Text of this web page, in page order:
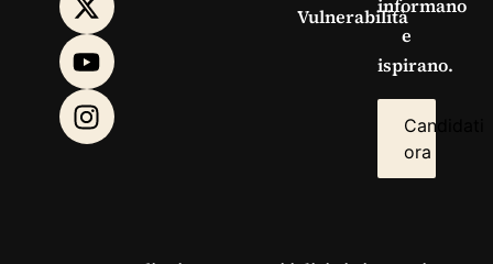
Vulnerabilitàinformano
e
ispirano.
Candidati
ora